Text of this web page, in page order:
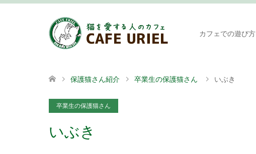
カフェでの遊び方
保護猫さん紹介 卒業生の保護猫さん いぶき
卒業生の保護猫さん
いぶき